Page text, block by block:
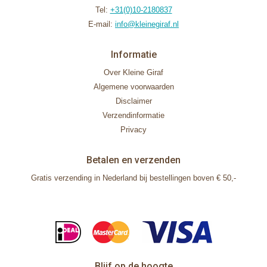
Tel: +31(0)10-2180837
E-mail: info@kleinegiraf.nl
Informatie
Over Kleine Giraf
Algemene voorwaarden
Disclaimer
Verzendinformatie
Privacy
Betalen en verzenden
Gratis verzending in Nederland bij bestellingen boven € 50,-